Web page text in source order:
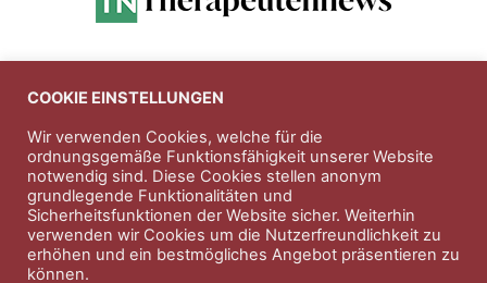
Anzeigen
Entdecken Sie die hochwertigen
Nahrungsergänungsprodukte der FirmaNatura Vitalis
Jahn & Partner Versicherungsmakler GmbH-
Versicherungen und Finanzdienstleistungen seit 1986 -
Professioneller Rundumschutz seit über 30 Jahren.
COOKIE EINSTELLUNGEN
Wir verwenden Cookies, welche für die
ordnungsgemäße Funktionsfähigkeit unserer Website
notwendig sind. Diese Cookies stellen anonym
grundlegende Funktionalitäten und
Sicherheitsfunktionen der Website sicher. Weiterhin
verwenden wir Cookies um die Nutzerfreundlichkeit zu
erhöhen und ein bestmögliches Angebot präsentieren zu
können.